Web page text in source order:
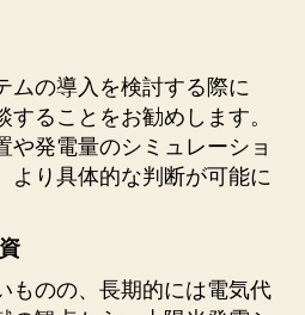
ムの導入を検討する際に
することをお勧めします。
や発電量のシミュレーショ
より具体的な判断が可能に
ものの、長期的には電気代